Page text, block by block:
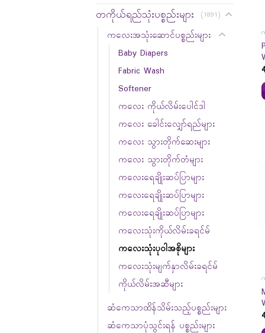
တကိုယ်ရည်သုံးပစ္စည်းများ (1891)
ကလေးအသုံးဆောင်ပစ္စည်းများ
Baby Diapers
Fabric Wash
Softener
ကလေး ကိုယ်လိမ်းပေါင်ဒါ
ကလေး ခေါင်းလျှော်ရည်များ
ကလေး သွားတိုက်ဆေးများ
ကလေး သွားတိုက်တံများ
ကလေးရေချိုးဆပ်ပြာများ
ကလေးရေချိုးဆပ်ပြာများ
ကလေးရေချိုးဆပ်ပြာများ
ကလေးသုံးကိုယ်လိမ်းခရင်မ်
ကလေးသုံးပုဝါအစိုများ
ကလေးသုံးမျက်နှာလိမ်းခရင်မ်
ကိုယ်လိမ်းအဆီများ
ဆံကေသာထိန်သိမ်းသည့်ပစ္စည်းများ
ဆံကေသာပုံသွင်းရန် ပစ္စည်းများ